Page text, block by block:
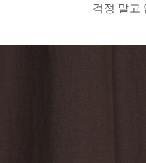
걱정 말고